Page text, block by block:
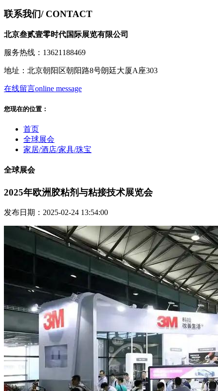
联系我们/ CONTACT
北京叁贰壹零时代国际展览有限公司
服务热线：13621188469
地址：北京朝阳区朝阳路8号朗廷大厦A座303
在线留言online message
您现在的位置：
首页
全球展会
家居/酒店/家具/珠宝
全球展会
2025年欧洲胶粘剂与粘接技术展览会
发布日期：2025-02-24 13:54:00